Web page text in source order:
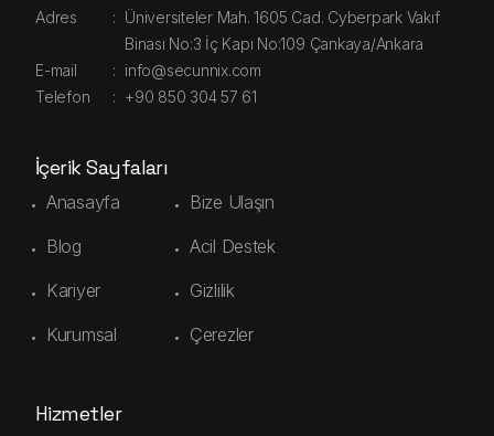
Adres : Üniversiteler Mah. 1605 Cad. Cyberpark Vakıf
Binası No:3 İç Kapı No:109 Çankaya/Ankara
E-mail
: info@secunnix.com
Telefon
: +90 850 304 57 61
İçerik Sayfaları
Anasayfa
Bize Ulaşın
Blog
Acil Destek
Kariyer
Gizlilik
Kurumsal
Çerezler
Hizmetler